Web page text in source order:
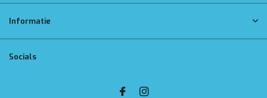
Informatie
Socials